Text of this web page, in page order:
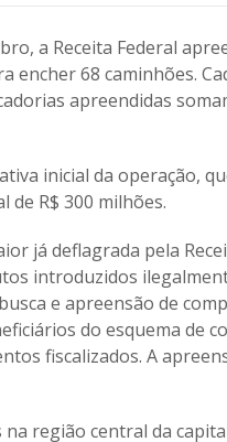
a Receita Federal
encher 68 caminhões.
apreendidas
inicial da operação,
de R$ 300 milhões.
já deflagrada pela
introduzidos
e apreensão de
do esquema de
fiscalizados. A
na região central da